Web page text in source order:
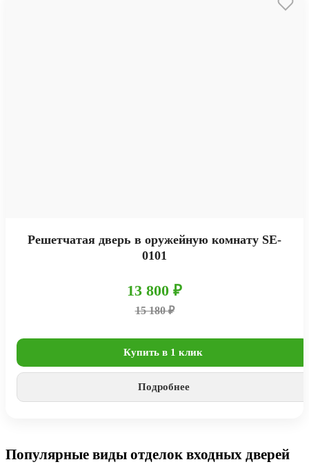
Решетчатая дверь в оружейную комнату SE-
0101
13 800 ₽
15 180 ₽
Купить в 1 клик
Подробнее
Популярные виды отделок входных дверей